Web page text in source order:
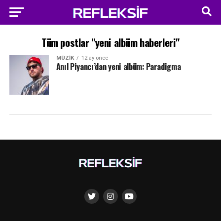
Tüm postlar "yeni albüm haberleri"
MÜZIK 12 ay önce
Anıl Piyancı’dan yeni albüm: Paradigma